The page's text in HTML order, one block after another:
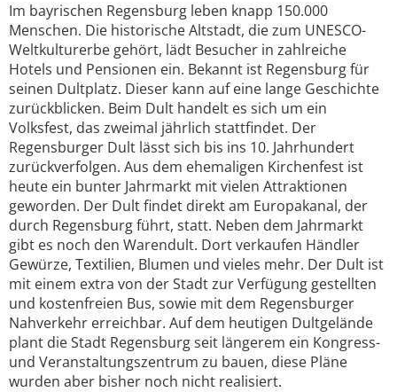
Im bayrischen Regensburg leben knapp 150.000
Menschen. Die historische Altstadt, die zum UNESCO-
Weltkulturerbe gehört, lädt Besucher in zahlreiche
Hotels und Pensionen ein. Bekannt ist Regensburg für
seinen Dultplatz. Dieser kann auf eine lange Geschichte
zurückblicken. Beim Dult handelt es sich um ein
Volksfest, das zweimal jährlich stattfindet. Der
Regensburger Dult lässt sich bis ins 10. Jahrhundert
zurückverfolgen. Aus dem ehemaligen Kirchenfest ist
heute ein bunter Jahrmarkt mit vielen Attraktionen
geworden. Der Dult findet direkt am Europakanal, der
durch Regensburg führt, statt. Neben dem Jahrmarkt
gibt es noch den Warendult. Dort verkaufen Händler
Gewürze, Textilien, Blumen und vieles mehr. Der Dult ist
mit einem extra von der Stadt zur Verfügung gestellten
und kostenfreien Bus, sowie mit dem Regensburger
Nahverkehr erreichbar. Auf dem heutigen Dultgelände
plant die Stadt Regensburg seit längerem ein Kongress-
und Veranstaltungszentrum zu bauen, diese Pläne
wurden aber bisher noch nicht realisiert.